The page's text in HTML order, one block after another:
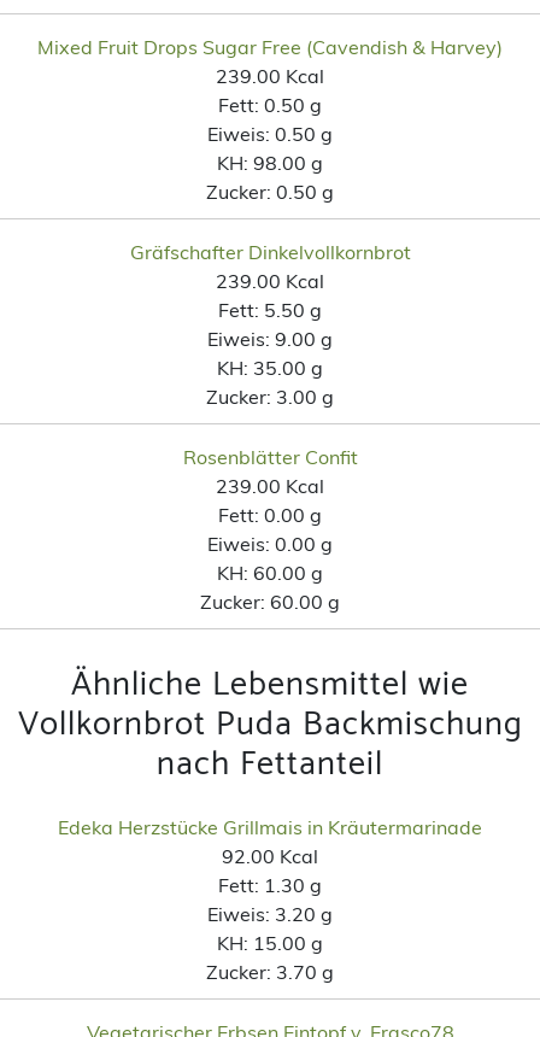
Mixed Fruit Drops Sugar Free (Cavendish & Harvey)
239.00 Kcal
Fett: 0.50 g
Eiweis: 0.50 g
KH: 98.00 g
Zucker: 0.50 g
Gräfschafter Dinkelvollkornbrot
239.00 Kcal
Fett: 5.50 g
Eiweis: 9.00 g
KH: 35.00 g
Zucker: 3.00 g
Rosenblätter Confit
239.00 Kcal
Fett: 0.00 g
Eiweis: 0.00 g
KH: 60.00 g
Zucker: 60.00 g
Ähnliche Lebensmittel wie
Vollkornbrot Puda Backmischung
nach Fettanteil
Edeka Herzstücke Grillmais in Kräutermarinade
92.00 Kcal
Fett: 1.30 g
Eiweis: 3.20 g
KH: 15.00 g
Zucker: 3.70 g
Vegetarischer Erbsen Eintopf v. Erasco78